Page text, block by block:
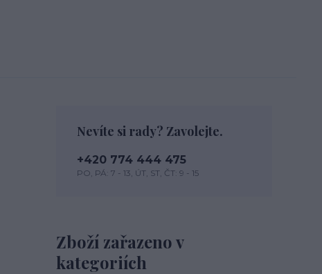
Zboží zařazeno v
kategoriích
Nevíte si rady? Zavolejte.
+420 774 444 475
PO, PÁ: 7 - 13, ÚT, ST, ČT: 9 - 15